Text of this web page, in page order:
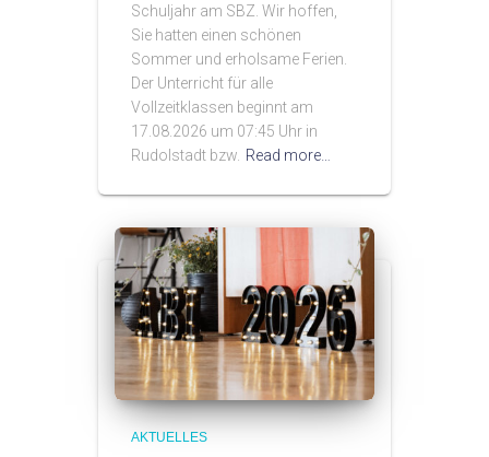
Schuljahr am SBZ. Wir hoffen,
Sie hatten einen schönen
Sommer und erholsame Ferien.
Der Unterricht für alle
Vollzeitklassen beginnt am
17.08.2026 um 07:45 Uhr in
Rudolstadt bzw. Read more…
AKTUELLES